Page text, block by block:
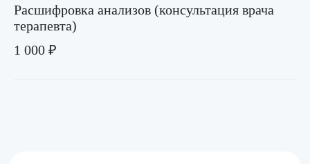
Расшифровка анализов (консультация врача
терапевта)
1 000 ₽